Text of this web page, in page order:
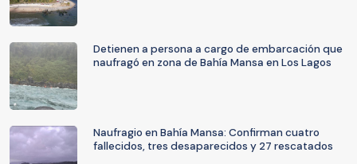
Detienen a persona a cargo de embarcación que
naufragó en zona de Bahía Mansa en Los Lagos
Naufragio en Bahía Mansa: Confirman cuatro
fallecidos, tres desaparecidos y 27 rescatados